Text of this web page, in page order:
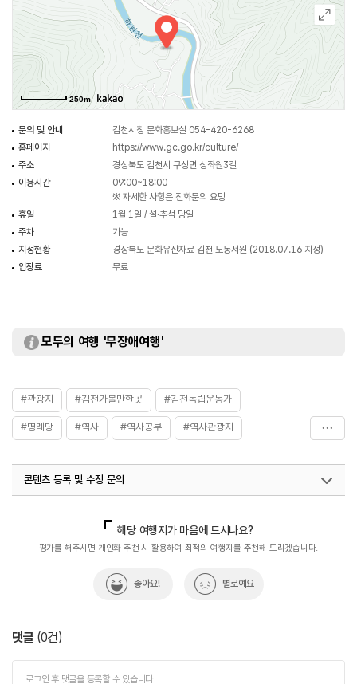
250m
문의 및 안내
김천시청 문화홍보실 054-420-6268
홈페이지
https://www.gc.go.kr/culture/
주소
경상북도 김천시 구성면 상좌원3길
이용시간
09:00~18:00
※ 자세한 사항은 전화문의 요망
휴일
1월 1일 / 설·추석 당일
주차
가능
지정현황
경상북도 문화유산자료 김천 도동서원 (2018.07.16 지정)
입장료
무료
모두의 여행 '무장애여행'
#관광지 #김천가볼만한곳 #김천독립운동가
#명례당 #역사 #역사공부 #역사관광지
콘텐츠 등록 및 수정 문의
해당 여행지가 마음에 드시나요?
평가를 해주시면 개인화 추천 시 활용하여 최적의 여행지를 추천해 드리겠습니다.
좋아요! 별로예요
댓글 (0건)